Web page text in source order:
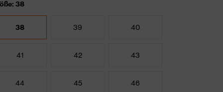
38
38 39 40
41 42 43
44 45 46